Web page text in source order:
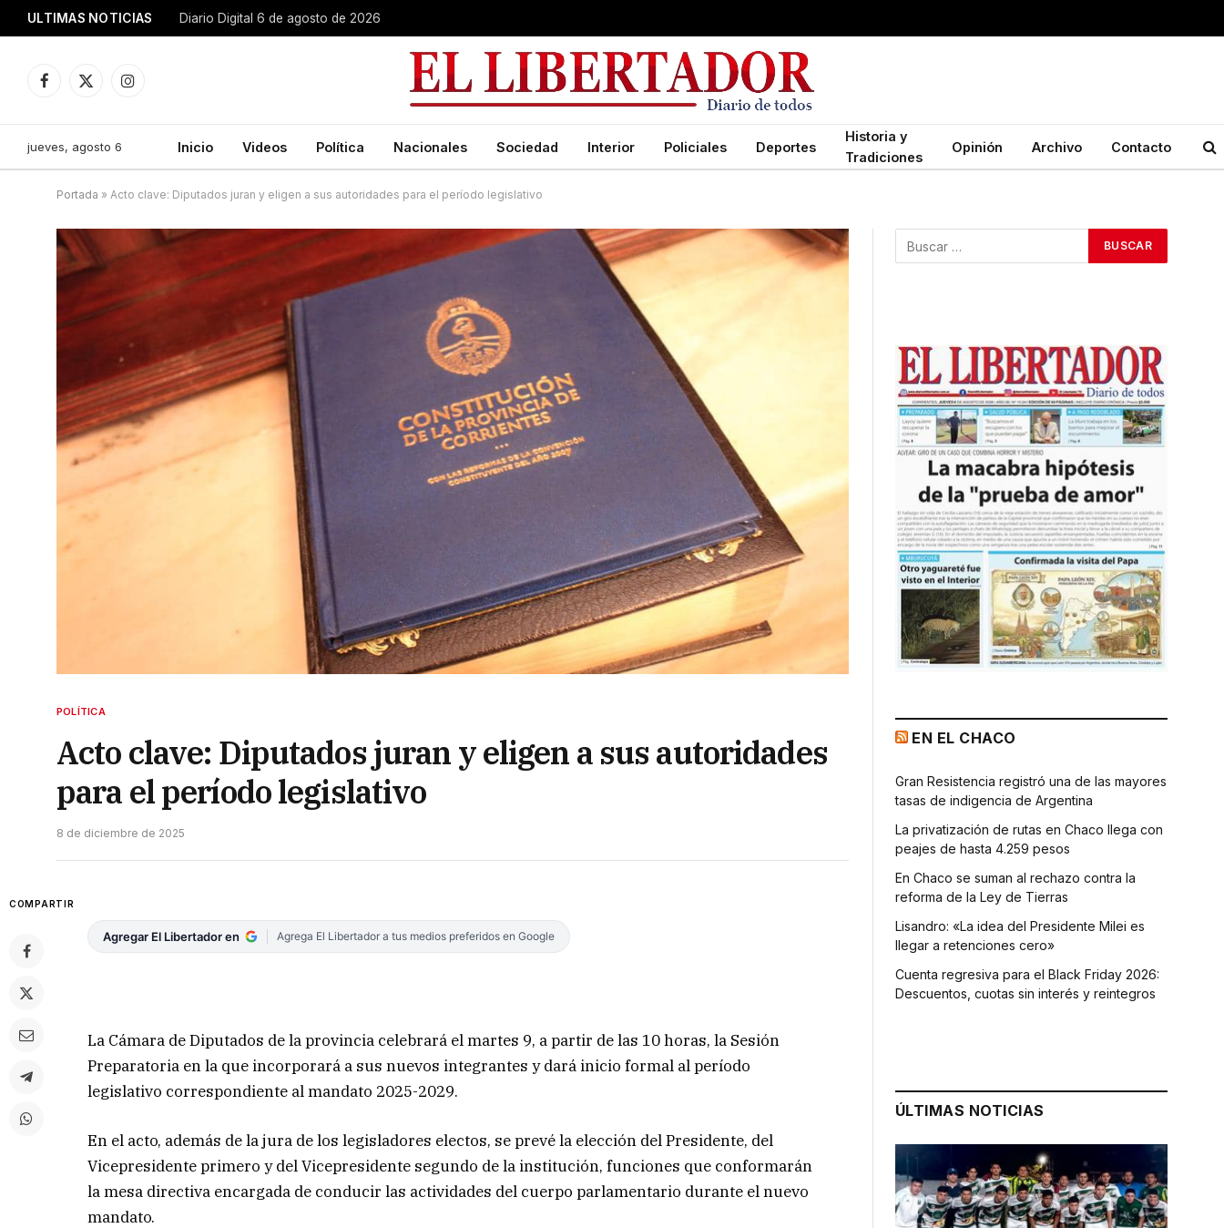
ULTIMAS NOTICIAS Diario Digital 6 de agosto de 2026
Facebook
X
Instagram
jueves, agosto 6 Inicio Videos Política Nacionales Sociedad Interior Policiales Deportes
Historia y
Tradiciones
Opinión Archivo Contacto
Portada » Acto clave: Diputados juran y eligen a sus autoridades para el período legislativo
POLÍTICA
Acto clave: Diputados juran y eligen a sus autoridades
para el período legislativo
8 de diciembre de 2025
COMPARTIR
Agregar El Libertador en Agrega El Libertador a tus medios preferidos en Google
La Cámara de Diputados de la provincia celebrará el martes 9, a partir de las 10 horas, la Sesión
Preparatoria en la que incorporará a sus nuevos integrantes y dará inicio formal al período
legislativo correspondiente al mandato 2025-2029.
En el acto, además de la jura de los legisladores electos, se prevé la elección del Presidente, del
Vicepresidente primero y del Vicepresidente segundo de la institución, funciones que conformarán
la mesa directiva encargada de conducir las actividades del cuerpo parlamentario durante el nuevo
mandato.
EN EL CHACO
Gran Resistencia registró una de las mayores
tasas de indigencia de Argentina
La privatización de rutas en Chaco llega con
peajes de hasta 4.259 pesos
En Chaco se suman al rechazo contra la
reforma de la Ley de Tierras
Lisandro: «La idea del Presidente Milei es
llegar a retenciones cero»
Cuenta regresiva para el Black Friday 2026:
Descuentos, cuotas sin interés y reintegros
ÚLTIMAS NOTICIAS